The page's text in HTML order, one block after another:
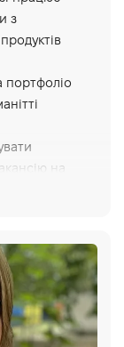
з
портфоліо
на
було